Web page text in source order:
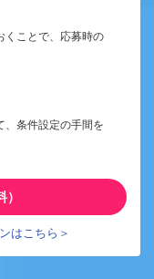
くことで、応募時の
、条件設定の手間を
はこちら＞